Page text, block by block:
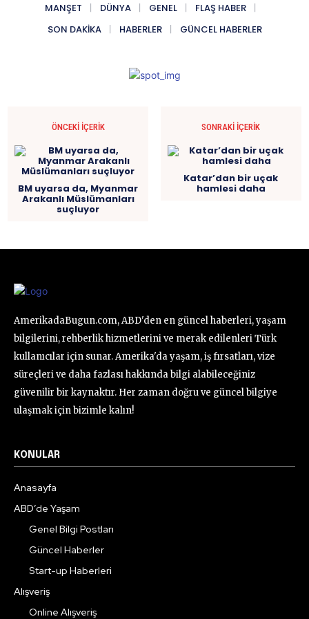
MANŞET DÜNYA GENEL
FLAŞ HABER
SON DAKIKA
HABERLER GÜNCEL HABERLER
ÖNCEKI İÇERIK
BM uyarsa da, Myanmar
Arakanlı Müslümanları
suçluyor
SONRAKI İÇERIK
Katar’dan bir uçak
hamlesi daha
AmerikadaBugun.com, ABD'den en güncel haberleri, yaşam
bilgilerini, rehberlik hizmetlerini ve merak edilenleri Türk
kullanıcılar için sunar. Amerika'da yaşam, iş fırsatları, vize
süreçleri ve daha fazlası hakkında bilgi alabileceğiniz
güvenilir bir kaynaktır. Her zaman doğru ve güncel bilgiye
ulaşmak için bizimle kalın!
KONULAR
Anasayfa
ABD’de Yaşam
Genel Bilgi Postları
Güncel Haberler
Start-up Haberleri
Alışveriş
Online Alışveriş